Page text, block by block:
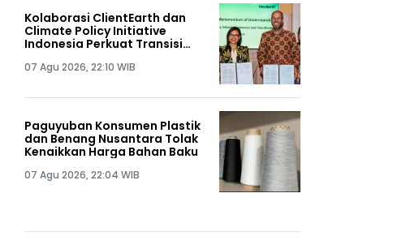
Kolaborasi ClientEarth dan
Climate Policy Initiative
Indonesia Perkuat Transisi
Air
07 Agu 2026, 22:10 WIB
Paguyuban Konsumen Plastik
dan Benang Nusantara Tolak
Kenaikkan Harga Bahan Baku
07 Agu 2026, 22:04 WIB